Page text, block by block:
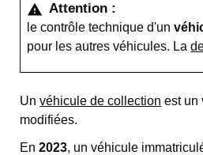
warning Attention :
le contrôle technique d'un
pour les autres véhicules. La
Unvéhicule de collection est un
modifiées.
En2023, un véhicule